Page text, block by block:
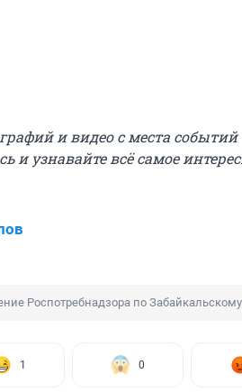
и видео с места
и узнавайте всё самое
Роспотребнадзора по
1 0